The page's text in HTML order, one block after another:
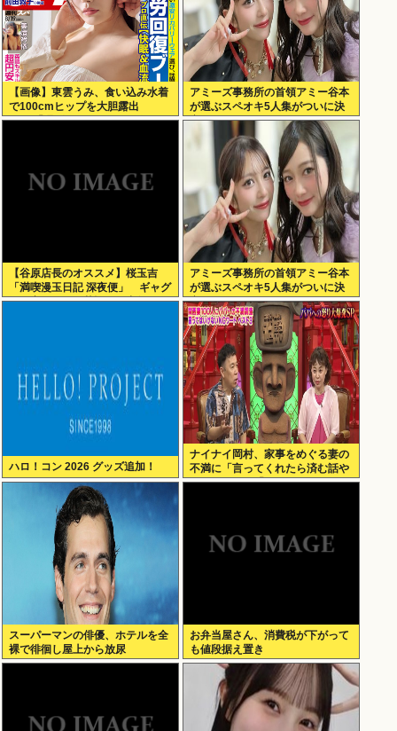
【画像】東雲うみ、食い込み水着
で100cmヒップを大胆露出
www「週刊SPA!」のグラビアオ
アミーズ事務所の首領アミー谷本
が選ぶスペオキ5人集がついに決
定してしまう
【谷原店長のオススメ】桜玉吉
「満喫漫玉日記 深夜便」 ギャグ
漫画家としての苦悩経た中年の日
アミーズ事務所の首領アミー谷本
が選ぶスペオキ5人集がついに決
定してしまう
ハロ！コン 2026 グッズ追加！
ナイナイ岡村、家事をめぐる妻の
不満に「言ってくれたら済む話や
ん」になるみ「バイトやったらク
スーパーマンの俳優、ホテルを全
裸で徘徊し屋上から放尿
お弁当屋さん、消費税が下がって
も値段据え置き